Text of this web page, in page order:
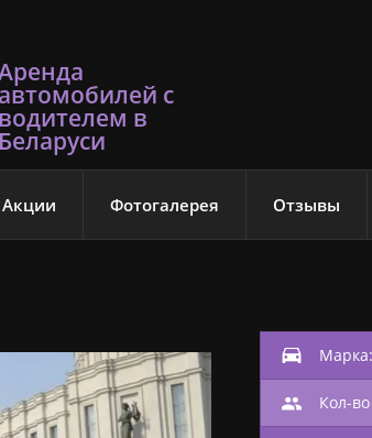
автомобилей с
водителем в
Беларуси
Акции Фотогалерея Отзывы
Марка:
Кол-